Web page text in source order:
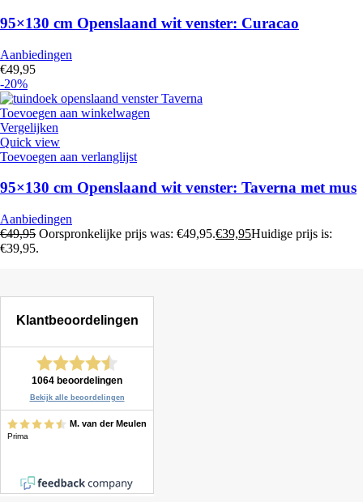
95×130 cm Openslaand wit venster: Curacao
Aanbiedingen
€49,95
-20%
Toevoegen aan winkelwagen
Vergelijken
Quick view
Toevoegen aan verlanglijst
95×130 cm Openslaand wit venster: Taverna met mus
Aanbiedingen
€49,95 Oorspronkelijke prijs was: €49,95.€39,95Huidige prijs is:
€39,95.